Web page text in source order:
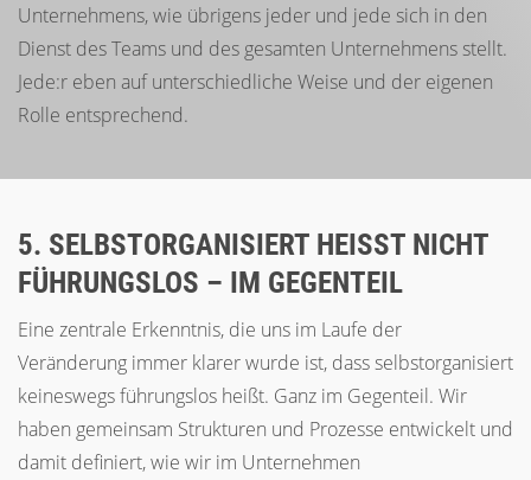
Unternehmens, wie übrigens jeder und jede sich in den
Dienst des Teams und des gesamten Unternehmens stellt.
Jede:r eben auf unterschiedliche Weise und der eigenen
Rolle entsprechend.
5. SELBSTORGANISIERT HEISST NICHT F
ÜHRUNGSLOS – IM GEGENTEIL
Eine zentrale Erkenntnis, die uns im Laufe der
Veränderung immer klarer wurde ist, dass selbstorganisiert
keineswegs führungslos heißt. Ganz im Gegenteil. Wir
haben gemeinsam Strukturen und Prozesse entwickelt und
damit definiert, wie wir im Unternehmen